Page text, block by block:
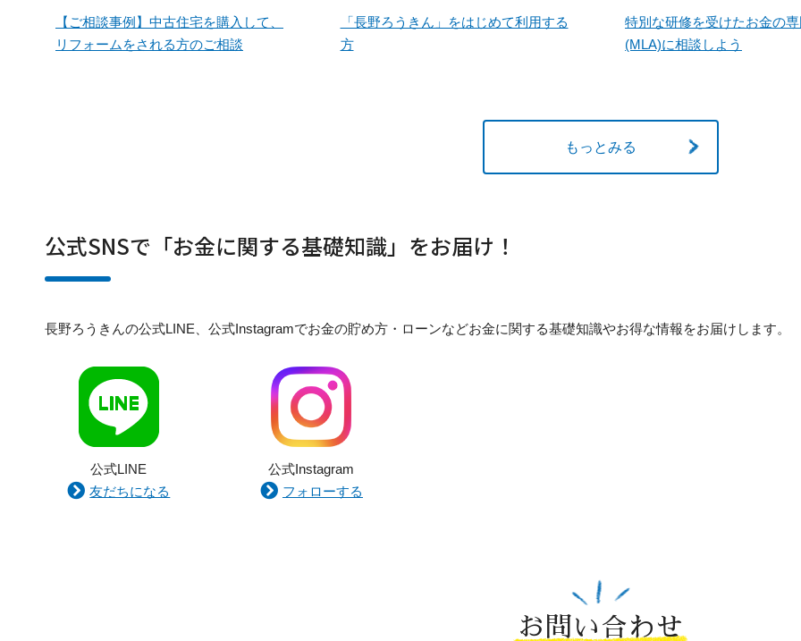
【ご相談事例】中古住宅を購入して、
リフォームをされる方のご相談
「長野ろうきん」をはじめて利用する
方
特別な研修を受けたお金の
(MLA)に相談しよう
もっとみる
公式SNSで「お金に関する基礎知識」をお届け！
長野ろうきんの公式LINE、公式Instagramでお金の貯め方・ローンなどお金に関する基礎知識やお得な情報をお届けします。
公式LINE
友だちになる
公式Instagram
フォローする
お問い合わせ